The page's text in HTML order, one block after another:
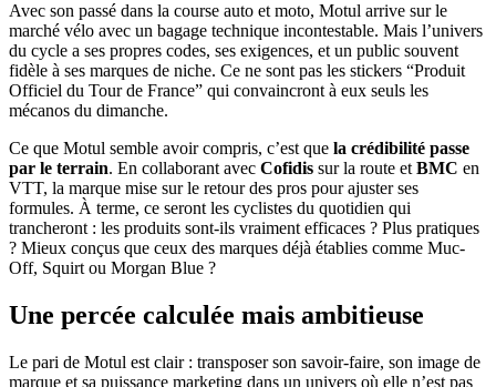
Avec son passé dans la course auto et moto, Motul arrive sur le
marché vélo avec un bagage technique incontestable. Mais l’univers
du cycle a ses propres codes, ses exigences, et un public souvent
fidèle à ses marques de niche. Ce ne sont pas les stickers “Produit
Officiel du Tour de France” qui convaincront à eux seuls les
mécanos du dimanche.
Ce que Motul semble avoir compris, c’est que la crédibilité passe
par le terrain. En collaborant avec Cofidis sur la route et BMC en
VTT, la marque mise sur le retour des pros pour ajuster ses
formules. À terme, ce seront les cyclistes du quotidien qui
trancheront : les produits sont-ils vraiment efficaces ? Plus pratiques
? Mieux conçus que ceux des marques déjà établies comme Muc-
Off, Squirt ou Morgan Blue ?
Une percée calculée mais ambitieuse
Le pari de Motul est clair : transposer son savoir-faire, son image de
marque et sa puissance marketing dans un univers où elle n’est pas